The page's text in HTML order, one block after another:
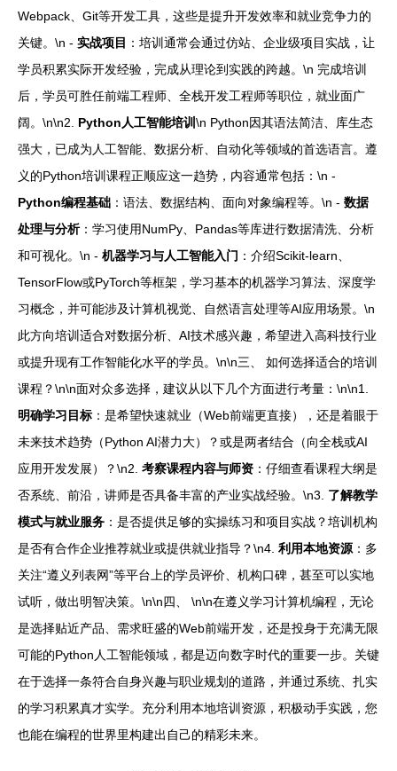
Webpack、Git等开发工具，这些是提升开发效率和就业竞争力的
关键。\n - 实战项目 ：培训通常会通过仿站、企业级项目实战，让
学员积累实际开发经验，完成从理论到实践的跨越。\n 完成培训
后，学员可胜任前端工程师、全栈开发工程师等职位，就业面广
阔。\n\n2. Python人工智能培训 \n Python因其语法简洁、库生态
强大，已成为人工智能、数据分析、自动化等领域的首选语言。遵
义的Python培训课程正顺应这一趋势，内容通常包括：\n -
Python编程基础 ：语法、数据结构、面向对象编程等。\n - 数据
处理与分析：学习使用NumPy、Pandas等库进行数据清洗、分析
和可视化。\n - 机器学习与人工智能入门 ：介绍Scikit-learn、
TensorFlow或PyTorch等框架，学习基本的机器学习算法、深度学
习概念，并可能涉及计算机视觉、自然语言处理等AI应用场景。\n
此方向培训适合对数据分析、AI技术感兴趣，希望进入高科技行业
或提升现有工作智能化水平的学员。\n\n三、 如何选择适合的培训
课程？\n\n面对众多选择，建议从以下几个方面进行考量：\n\n1.
明确学习目标 ：是希望快速就业（Web前端更直接），还是着眼于
未来技术趋势（Python AI潜力大）？或是两者结合（向全栈或AI
应用开发发展）？\n2. 考察课程内容与师资 ：仔细查看课程大纲是
否系统、前沿，讲师是否具备丰富的产业实战经验。\n3. 了解教学
模式与就业服务 ：是否提供足够的实操练习和项目实战？培训机构
是否有合作企业推荐就业或提供就业指导？\n4. 利用本地资源 ：多
关注“遵义列表网”等平台上的学员评价、机构口碑，甚至可以实地
试听，做出明智决策。\n\n四、 \n\n在遵义学习计算机编程，无论
是选择贴近产品、需求旺盛的Web前端开发，还是投身于充满无限
可能的Python人工智能领域，都是迈向数字时代的重要一步。关键
在于选择一条符合自身兴趣与职业规划的道路，并通过系统、扎实
的学习积累真才实学。充分利用本地培训资源，积极动手实践，您
也能在编程的世界里构建出自己的精彩未来。